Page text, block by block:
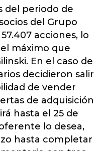
del periodo de
del Grupo
acciones, lo
máximo que
En el caso de
decidieron salir
de vender
de adquisición
hasta el 25 de
lo desea,
hasta completar